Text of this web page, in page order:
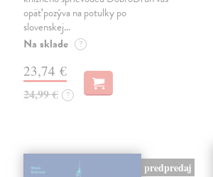
opäť pozýva na potulky po
slovenskej…
Na sklade ?
23,74 €
24,99 € ?
predpredaj